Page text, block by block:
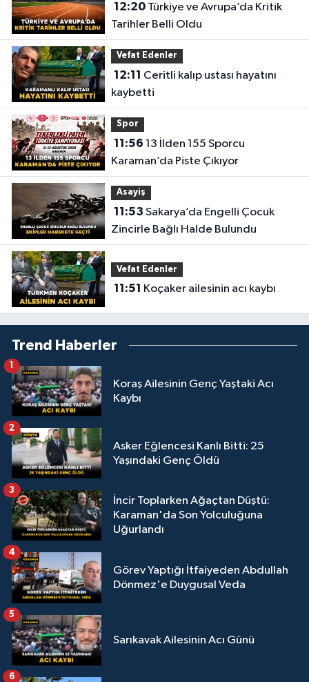
12:20Türkiye ve Avrupa’da Kritik
Tarihler Belli Oldu
Vefat Edenler
12:11
kaybetti
Spor
11:56
Karaman’da Piste Çıkıyor
Asayiş
11:53
Zincirle Bağlı Halde Bulundu
Vefat Edenler
11:51 Koçaker ailesinin acı kaybı
Trend Haberler
Koraş Ailesinin Genç Yaştaki Acı
Kaybı
1
Asker Eğlencesi Kanlı Bitti: 25
Yaşındaki Genç Öldü
2
İncir Toplarken Ağaçtan Düştü:
Karaman'da Son Yolculuğuna
Uğurlandı
3
Görev Yaptığı İtfaiyeden Abdullah
Dönmez'e Duygusal Veda
4
Sarıkavak Ailesinin Acı Günü
5
6